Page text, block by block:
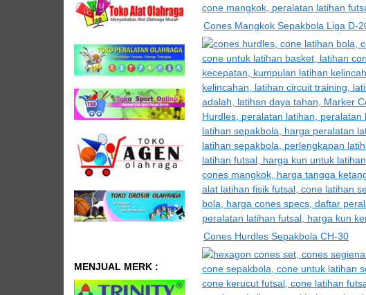
Cones Mangkok Sepakbola Liga D-
Cones Hurdles Sepakbola CH-30
MENJUAL MERK :